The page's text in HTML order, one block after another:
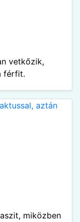
vetkőzik,
férfit.
miközben